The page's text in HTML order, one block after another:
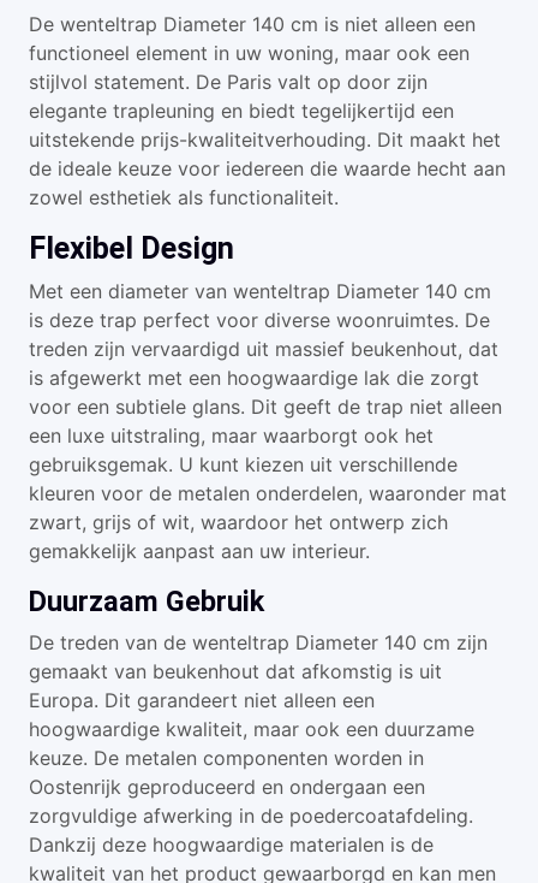
De wenteltrap Diameter 140 cm is niet alleen een
functioneel element in uw woning, maar ook een
stijlvol statement. De Paris valt op door zijn
elegante trapleuning en biedt tegelijkertijd een
uitstekende prijs-kwaliteitverhouding. Dit maakt het
de ideale keuze voor iedereen die waarde hecht aan
zowel esthetiek als functionaliteit.
Flexibel Design
Met een diameter van wenteltrap Diameter 140 cm
is deze trap perfect voor diverse woonruimtes. De
treden zijn vervaardigd uit massief beukenhout, dat
is afgewerkt met een hoogwaardige lak die zorgt
voor een subtiele glans. Dit geeft de trap niet alleen
een luxe uitstraling, maar waarborgt ook het
gebruiksgemak. U kunt kiezen uit verschillende
kleuren voor de metalen onderdelen, waaronder mat
zwart, grijs of wit, waardoor het ontwerp zich
gemakkelijk aanpast aan uw interieur.
Duurzaam Gebruik
De treden van de wenteltrap Diameter 140 cm zijn
gemaakt van beukenhout dat afkomstig is uit
Europa. Dit garandeert niet alleen een
hoogwaardige kwaliteit, maar ook een duurzame
keuze. De metalen componenten worden in
Oostenrijk geproduceerd en ondergaan een
zorgvuldige afwerking in de poedercoatafdeling.
Dankzij deze hoogwaardige materialen is de
kwaliteit van het product gewaarborgd en kan men